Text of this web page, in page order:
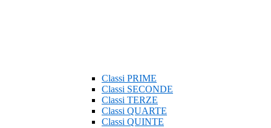
Classi PRIME
Classi SECONDE
Classi TERZE
Classi QUARTE
Classi QUINTE